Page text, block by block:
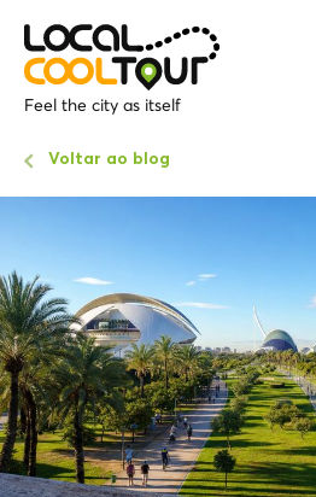
Feel the city as itself
Voltar ao blog